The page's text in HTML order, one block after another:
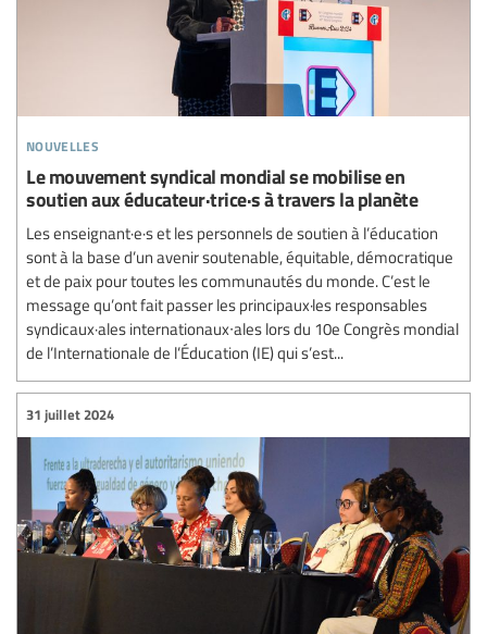
nouvelles
Le mouvement syndical mondial se mobilise en
soutien aux éducateur·trice·s à travers la planète
Les enseignant·e·s et les personnels de soutien à l’éducation
sont à la base d’un avenir soutenable, équitable, démocratique
et de paix pour toutes les communautés du monde. C’est le
message qu’ont fait passer les principaux·les responsables
syndicaux·ales internationaux∙ales lors du 10e Congrès mondial
de l’Internationale de l’Éducation (IE) qui s’est...
31 juillet 2024